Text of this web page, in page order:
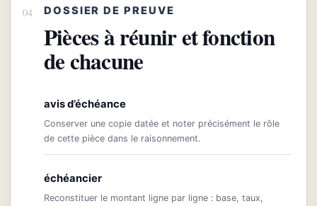
DOSSIER DE PREUVE
Pièces à réunir et fonction
de chacune
avis d’échéance
Conserver une copie datée et noter précisément le rôle
de cette pièce dans le raisonnement.
échéancier
Reconstituer le montant ligne par ligne : base, taux,